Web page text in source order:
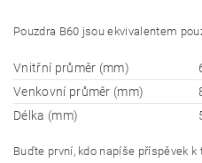
Pouzdra B60 jsou ekvivalentem
Vnitřní průměr (mm)
Venkovní průměr (mm)
Délka (mm)
Buďte první, kdo napíše příspěvek k